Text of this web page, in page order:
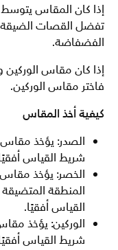
إذا كان المقاس
تفضل القصات الضيقة
الفضفاضة.
إذا كان مقاس
فاختر مقاس الوركين.
كيفية أخذ المقاس
الصدر: يؤخذ
شريط القياس
الخصر: يؤخذ
المنطقة
القياس أفقيًا.
الوركين: يؤخذ
شريط القياس